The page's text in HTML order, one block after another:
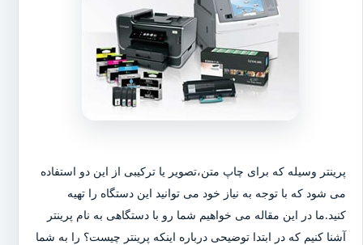
پرینتر وسیله که برای چاپ متن،تصویر یا ترکیبی از این دو استفاده
می شود که با توجه به نیاز خود می توانید این دستگاه را تهیه
کنید.ما در این مقاله می خواهیم شما رو با دستگاهی به نام پرینتر
آشنا کنیم که در ابتدا توضیحی درباره اینکه پرینتر چیست؟ را به شما